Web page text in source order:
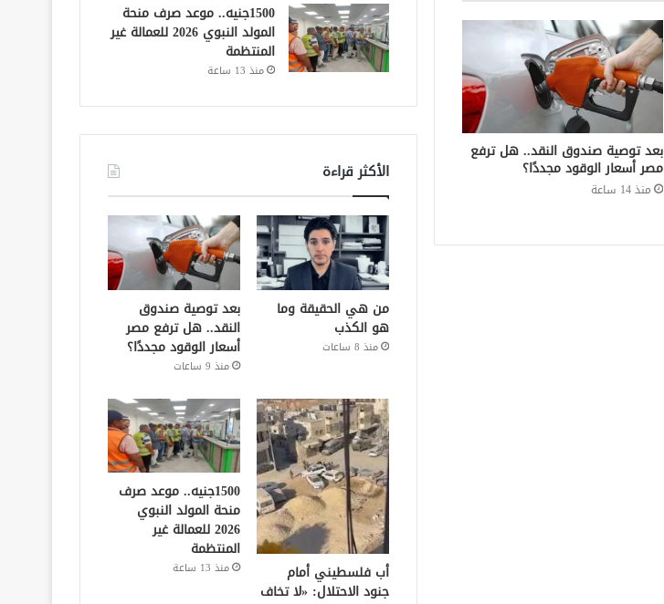
بعد توصية صندوق النقد.. هل ترفع
مصر أسعار الوقود مجددًا؟
منذ 14 ساعة
1500جنيه.. موعد صرف منحة
المولد النبوي 2026 للعمالة غير
المنتظمة
منذ 13 ساعة
الأكثر قراءة
من هي الحقيقة وما
هو الكذب
منذ 8 ساعات
بعد توصية صندوق
النقد.. هل ترفع مصر
أسعار الوقود مجددًا؟
منذ 9 ساعات
أب فلسطيني أمام
جنود الاحتلال: «لا تخاف
1500جنيه.. موعد صرف
منحة المولد النبوي
2026 للعمالة غير
المنتظمة
منذ 13 ساعة